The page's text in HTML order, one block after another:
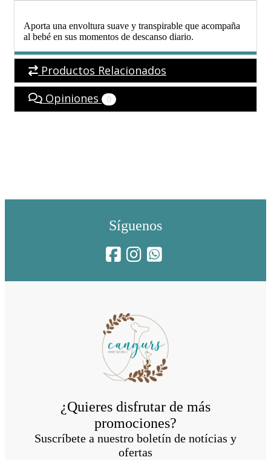
Aporta una envoltura suave y transpirable que acompaña
al bebé en sus momentos de descanso diario.
Productos Relacionados
Opiniones
0
Síguenos
¿Quieres disfrutar de más
promociones?
Suscríbete a nuestro boletín de notícias y
ofertas